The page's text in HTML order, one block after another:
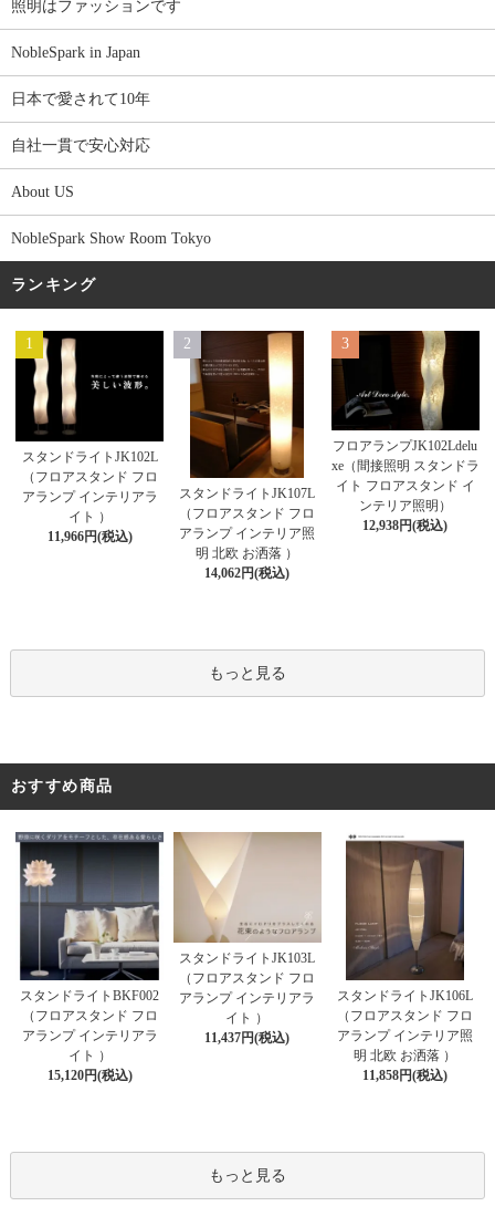
照明はファッションです
NobleSpark in Japan
日本で愛されて10年
自社一貫で安心対応
About US
NobleSpark Show Room Tokyo
ランキング
1
スタンドライトJK102L
（フロアスタンド フロ
アランプ インテリアラ
イト ）
11,966円(税込)
2
スタンドライトJK107L
（フロアスタンド フロ
アランプ インテリア照
明 北欧 お洒落 ）
14,062円(税込)
3
フロアランプJK102Ldelu
xe（間接照明 スタンドラ
イト フロアスタンド イ
ンテリア照明）
12,938円(税込)
もっと見る
おすすめ商品
スタンドライトBKF002
（フロアスタンド フロ
アランプ インテリアラ
イト ）
15,120円(税込)
スタンドライトJK103L
（フロアスタンド フロ
アランプ インテリアラ
イト ）
11,437円(税込)
スタンドライトJK106L
（フロアスタンド フロ
アランプ インテリア照
明 北欧 お洒落 ）
11,858円(税込)
もっと見る